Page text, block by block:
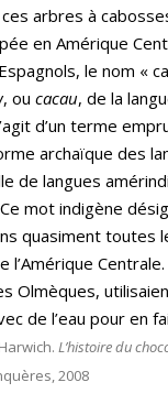
arbres à
en Amérique
le nom «
, ou cacau, de la
d’un terme
archaïque des
de langues
mot indigène
quasiment toutes
l’Amérique
Olmèques,
de l’eau pour en
L’histoire du
2008